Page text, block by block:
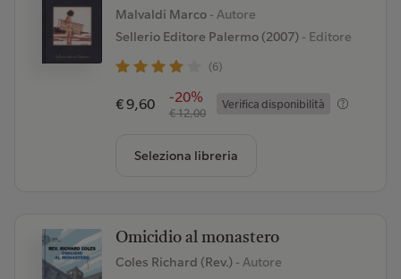
Malvaldi Marco - Autore
Sellerio Editore Palermo (2007)- Editore
(6)
€ 9,60 -20%
€ 12,00
Verifica disponibilità
Seleziona libreria
Omicidio al monastero
Coles Richard (Rev.) - Autore